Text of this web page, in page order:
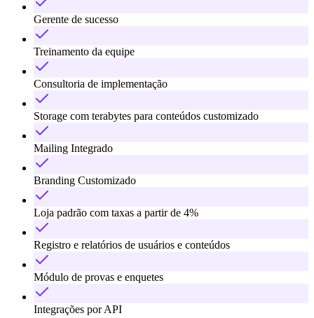
Gerente de sucesso
Treinamento da equipe
Consultoria de implementação
Storage com terabytes para conteúdos customizado
Mailing Integrado
Branding Customizado
Loja padrão com taxas a partir de 4%
Registro e relatórios de usuários e conteúdos
Módulo de provas e enquetes
Integrações por API